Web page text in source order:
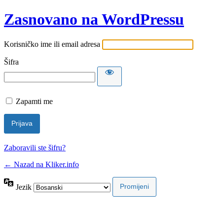
Zasnovano na WordPressu
Korisničko ime ili email adresa
Šifra
Zapamti me
Zaboravili ste šifru?
← Nazad na Kliker.info
Jezik